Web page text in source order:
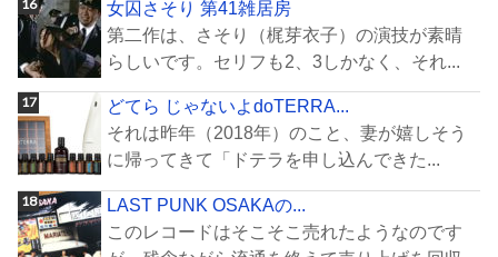
女囚さそり 第41雑居房
第二作は、さそり（梶芽衣子）の演技が素晴
らしいです。セリフも2、3しかなく、それ...
どてら じゃないよdoTERRA...
それは昨年（2018年）のこと、妻が嬉しそう
に帰ってきて「ドテラを申し込んできた...
LAST PUNK OSAKAの...
このレコードはそこそこ売れたようなのです